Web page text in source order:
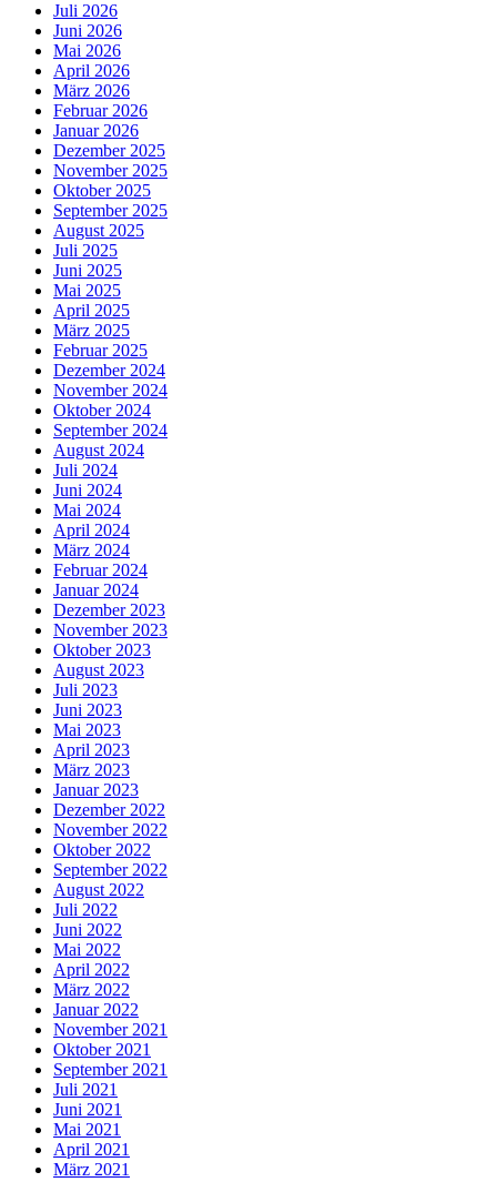
Juli 2026
Juni 2026
Mai 2026
April 2026
März 2026
Februar 2026
Januar 2026
Dezember 2025
November 2025
Oktober 2025
September 2025
August 2025
Juli 2025
Juni 2025
Mai 2025
April 2025
März 2025
Februar 2025
Dezember 2024
November 2024
Oktober 2024
September 2024
August 2024
Juli 2024
Juni 2024
Mai 2024
April 2024
März 2024
Februar 2024
Januar 2024
Dezember 2023
November 2023
Oktober 2023
August 2023
Juli 2023
Juni 2023
Mai 2023
April 2023
März 2023
Januar 2023
Dezember 2022
November 2022
Oktober 2022
September 2022
August 2022
Juli 2022
Juni 2022
Mai 2022
April 2022
März 2022
Januar 2022
November 2021
Oktober 2021
September 2021
Juli 2021
Juni 2021
Mai 2021
April 2021
März 2021